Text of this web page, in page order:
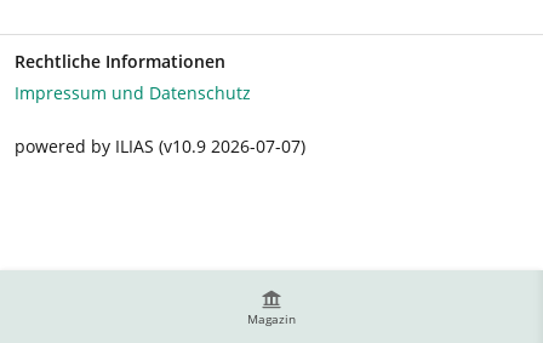
Magazin
Rechtliche Informationen
Impressum und Datenschutz
powered by ILIAS (v10.9 2026-07-07)